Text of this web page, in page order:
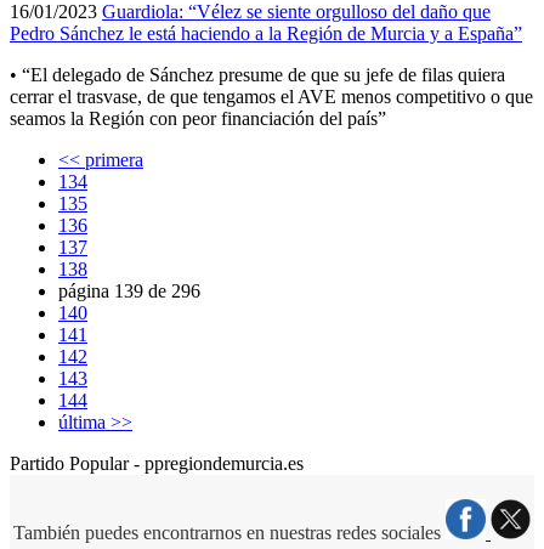
16/01/2023 Guardiola: “Vélez se siente orgulloso del daño que
Pedro Sánchez le está haciendo a la Región de Murcia y a España”
• “El delegado de Sánchez presume de que su jefe de filas quiera
cerrar el trasvase, de que tengamos el AVE menos competitivo o que
seamos la Región con peor financiación del país”
<< primera
134
135
136
137
138
página 139 de 296
140
141
142
143
144
última >>
Partido Popular - ppregiondemurcia.es
También puedes encontrarnos en nuestras redes sociales